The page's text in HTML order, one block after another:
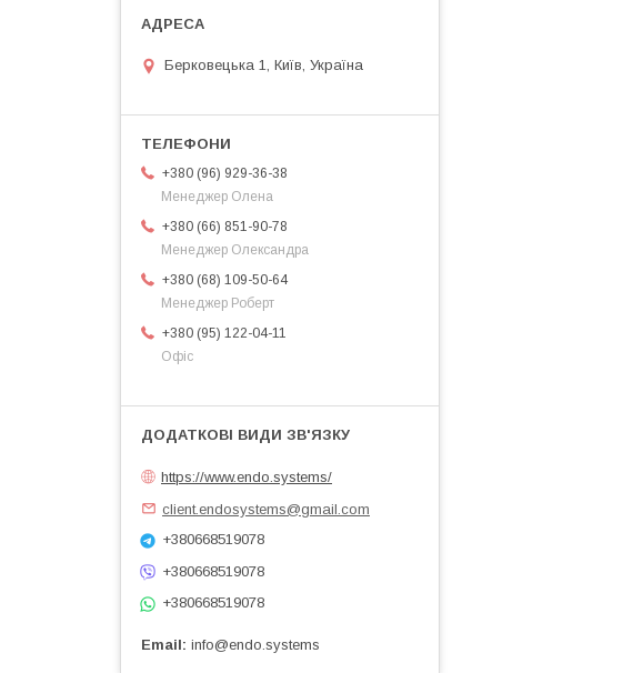
Берковецька 1, Київ, Україна
+380 (96) 929-36-38
Менеджер Олена
+380 (66) 851-90-78
Менеджер Олександра
+380 (68) 109-50-64
Менеджер Роберт
+380 (95) 122-04-11
Офіс
https://www.endo.systems/
client.endosystems@gmail.com
+380668519078
+380668519078
+380668519078
Email info@endo.systems